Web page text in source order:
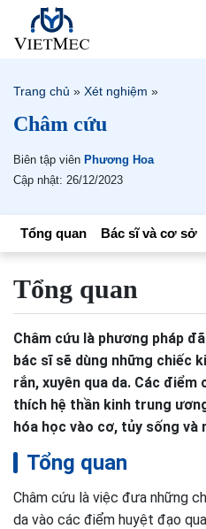
Trang chủ » Xét nghiệm »
Châm cứu
Biên tập viên Phương Hoa
Cập nhật: 26/12/2023
Tổng quan Bác sĩ và cơ sở
Tổng quan
Châm cứu là phương pháp
bác sĩ sẽ dùng những chiếc
rắn, xuyên qua da. Các
thích hệ thần kinh trung
hóa học vào cơ, tủy sống và
Tổng quan
Châm cứu là việc đưa những
da vào các điểm huyệt đạo